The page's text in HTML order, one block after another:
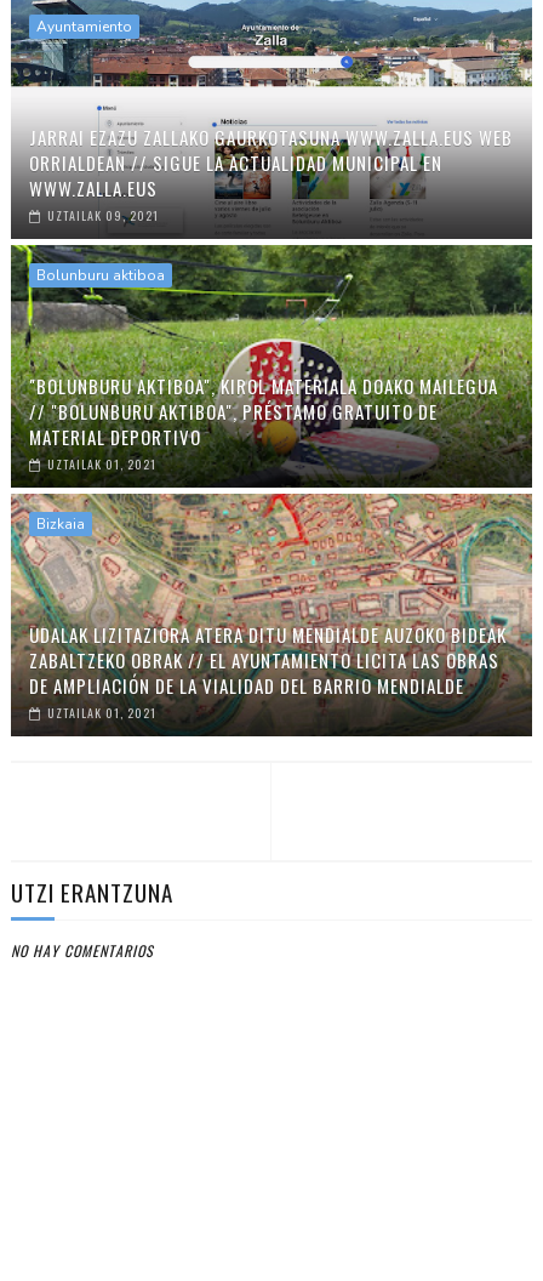
Ayuntamiento
JARRAI EZAZU ZALLAKO GAURKOTASUNA WWW.ZALLA.EUS WEB
ORRIALDEAN // SIGUE LA ACTUALIDAD MUNICIPAL EN
WWW.ZALLA.EUS
UZTAILAK 09, 2021
Bolunburu aktiboa
"BOLUNBURU AKTIBOA", KIROL MATERIALA DOAKO MAILEGUA
// "BOLUNBURU AKTIBOA", PRÉSTAMO GRATUITO DE
MATERIAL DEPORTIVO
UZTAILAK 01, 2021
Bizkaia
UDALAK LIZITAZIORA ATERA DITU MENDIALDE AUZOKO BIDEAK
ZABALTZEKO OBRAK // EL AYUNTAMIENTO LICITA LAS OBRAS
DE AMPLIACIÓN DE LA VIALIDAD DEL BARRIO MENDIALDE
UZTAILAK 01, 2021
UTZI ERANTZUNA
NO HAY COMENTARIOS